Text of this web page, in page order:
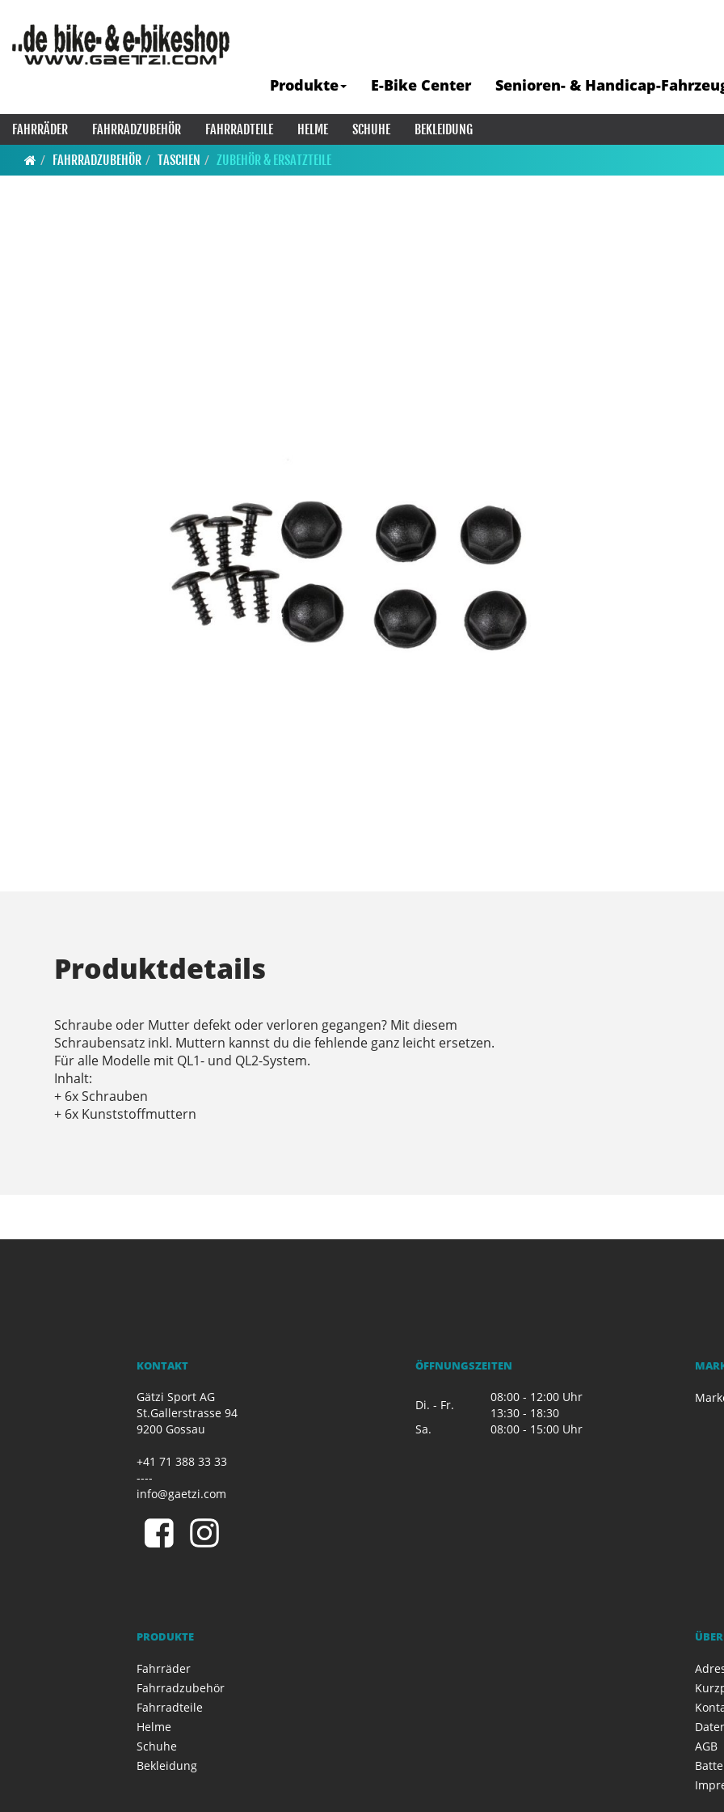
Produkte E-Bike Center Senioren- & Handicap-
FAHRRÄDER FAHRRADZUBEHÖR FAHRRADTEILE HELME SCHUHE
BEKLEIDUNG
FAHRRADZUBEHÖR
TASCHEN ZUBEHÖR & ERSATZTEILE
Produktdetails
Schraube oder Mutter defekt oder verloren gegangen? Mit diesem
Schraubensatz inkl. Muttern kannst du die fehlende ganz leicht ersetzen.
Für alle Modelle mit QL1- und QL2-System.
Inhalt:
+ 6x Schrauben
+ 6x Kunststoffmuttern
KONTAKT
Gätzi Sport AG
St.Gallerstrasse 94
9200 Gossau
+41 71 388 33 33
----
info@gaetzi.com
ÖFFNUNGSZEITEN
Di. - Fr.
08:00 - 12:00 Uhr
13:30 - 18:30
Sa.
08:00 - 15:00 Uhr
PRODUKTE
Fahrräder
Fahrradzubehör
Fahrradteile
Helme
Schuhe
Bekleidung
AGB